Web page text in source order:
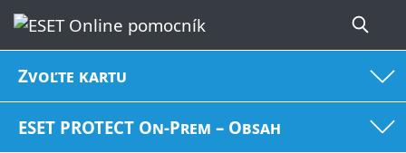
Zvoľte kartu
ESET PROTECT On-Prem – Obsah